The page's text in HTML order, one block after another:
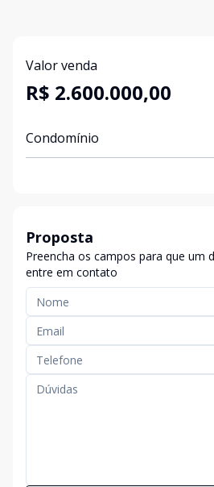
Valor venda
R$ 2.600.000,00
Condomínio
Proposta
Preencha os campos para que um
entre em contato